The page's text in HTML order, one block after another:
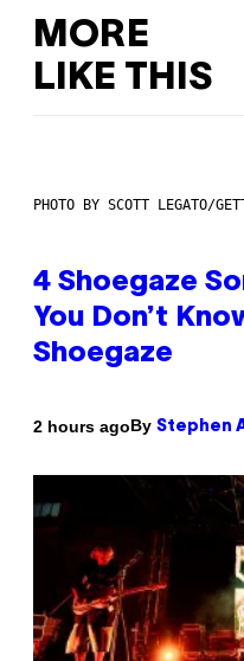
MORE
LIKE THIS
PHOTO BY SCOTT LEGATO/
4 Shoegaze
You Don’t
Shoegaze
2 hours agoBy Stephen